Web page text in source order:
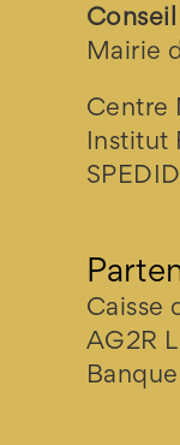
Mairie
Centre
Institut
Caisse
AG2R